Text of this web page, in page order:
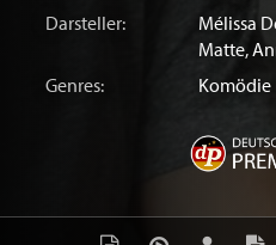
Darsteller:
Mélissa
Matte,
Genres:
Komödie